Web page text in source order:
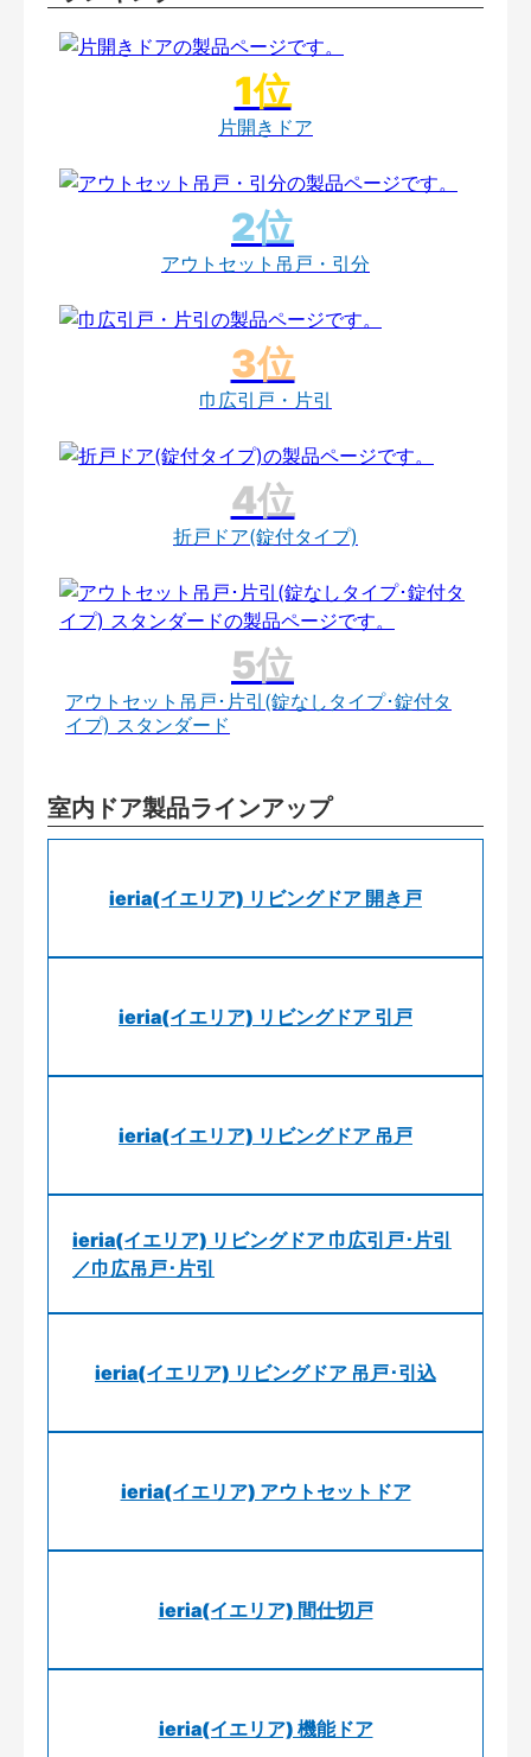
片開きドア
アウトセット吊戸・引分
巾広引戸・片引
折戸ドア(錠付タイプ)
アウトセット吊戸･片引(錠なしタイプ･錠付タ
イプ) スタンダード
室内ドア製品ラインアップ
ieria(イエリア) リビングドア 開き戸
ieria(イエリア) リビングドア 引戸
ieria(イエリア) リビングドア 吊戸
ieria(イエリア) リビングドア 巾広引戸･片引
／巾広吊戸･片引
ieria(イエリア) リビングドア 吊戸･引込
ieria(イエリア) アウトセットドア
ieria(イエリア) 間仕切戸
ieria(イエリア) 機能ドア